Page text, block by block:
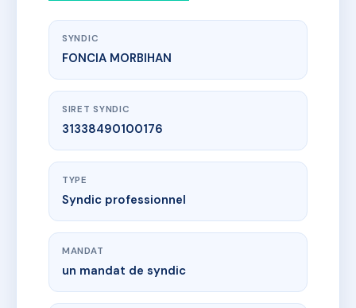
SYNDIC
FONCIA MORBIHAN
SIRET SYNDIC
31338490100176
TYPE
Syndic professionnel
MANDAT
un mandat de syndic